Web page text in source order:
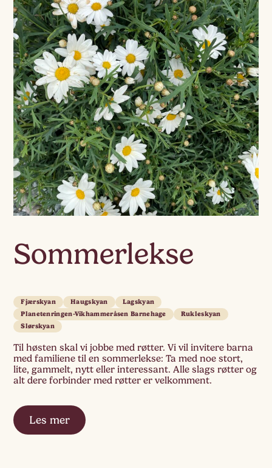
Sommerlekse
Fjærskyan Haugskyan
Lagskyan
Planetenringen-Vikhammeråsen Barnehage
Rukleskyan
Slørskyan
Til høsten skal vi jobbe med røtter. Vi vil invitere barna
med familiene til en sommerlekse: Ta med noe stort,
lite, gammelt, nytt eller interessant. Alle slags røtter og
alt dere forbinder med røtter er velkomment.
Les mer